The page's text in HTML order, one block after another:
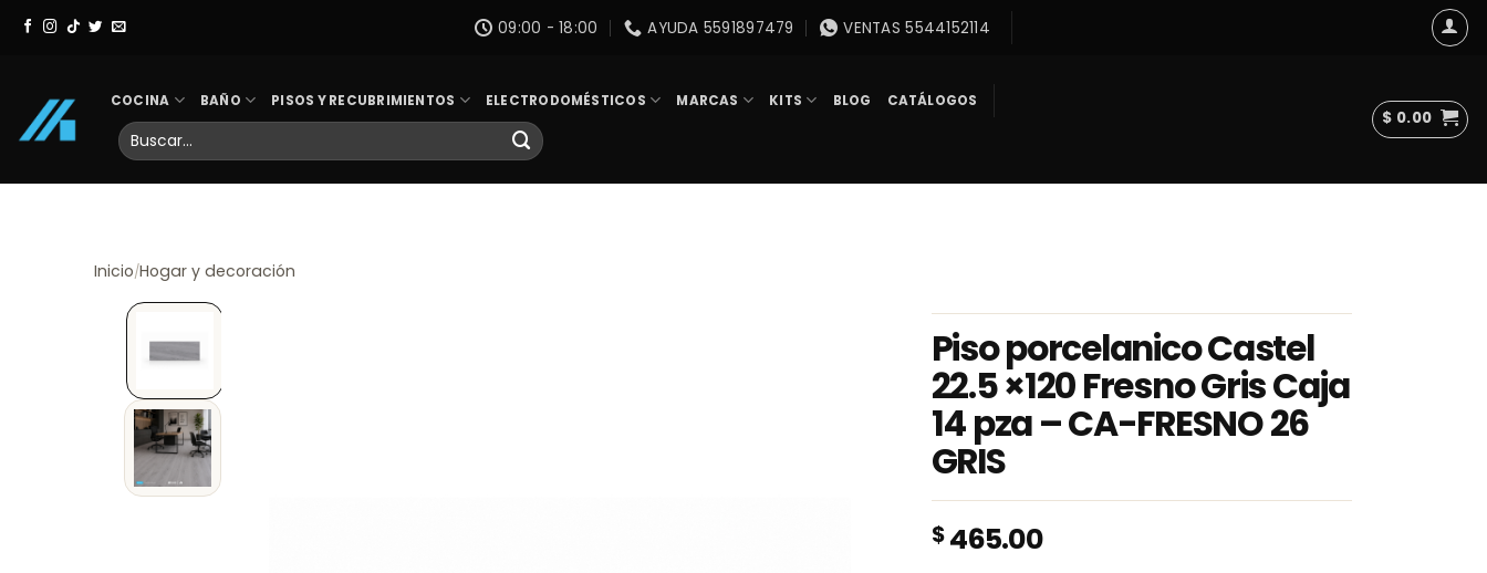
Skip
09:00 - 18:00 AYUDA 5591897479 VENTAS 5544152114
COCINA BAÑO PISOS Y RECUBRIMIENTOS ELECTRODOMÉSTICOS MARCAS KITS BLOG CATÁLOGOS
Buscar
por:
$ 0.00
Inicio/Hogar y decoración
Piso porcelanico Castel
22.5 ×120 Fresno Gris Caja
14 pza – CA-FRESNO 26
GRIS
$465.00